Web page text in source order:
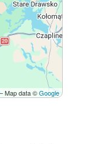
data ©Google